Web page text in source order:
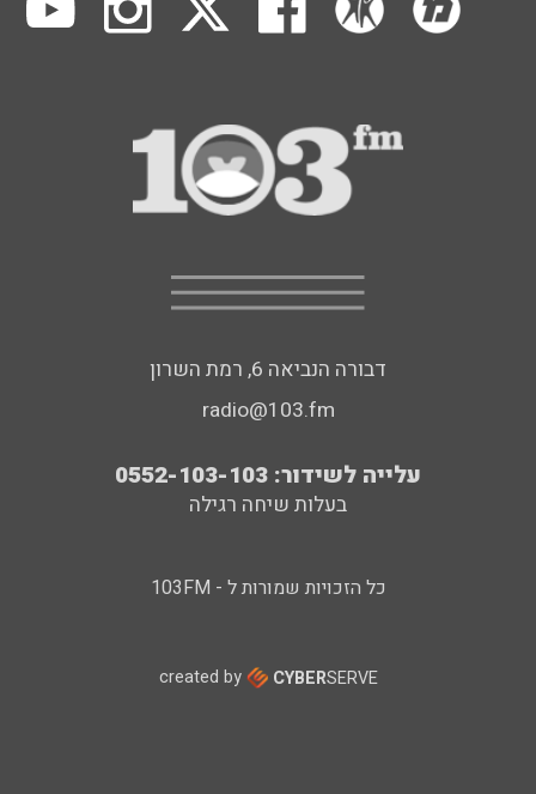
דבורה הנביאה 6, רמת השרון
radio@103.fm
עלייה לשידור: 0552-103-103
בעלות שיחה רגילה
כל הזכויות שמורות ל - 103FM
created by CYBERSERVE